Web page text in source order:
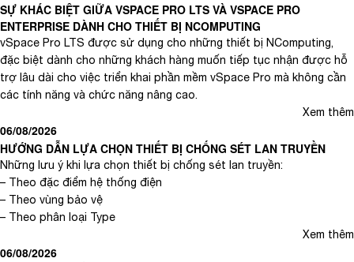
SỰ KHÁC BIỆT GIỮA VSPACE PRO LTS VÀ VSPACE PRO
ENTERPRISE DÀNH CHO THIẾT BỊ NCOMPUTING
vSpace Pro LTS được sử dụng cho những thiết bị NComputing,
đặc biệt dành cho những khách hàng muốn tiếp tục nhận được hỗ
trợ lâu dài cho việc triển khai phần mềm vSpace Pro mà không cần
các tính năng và chức năng nâng cao.
Xem thêm
06/08/2026
HƯỚNG DẪN LỰA CHỌN THIẾT BỊ CHỐNG SÉT LAN TRUYỀN
Những lưu ý khi lựa chọn thiết bị chống sét lan truyền:
– Theo đặc điểm hệ thống điện
– Theo vùng bảo vệ
– Theo phân loại Type
Xem thêm
06/08/2026